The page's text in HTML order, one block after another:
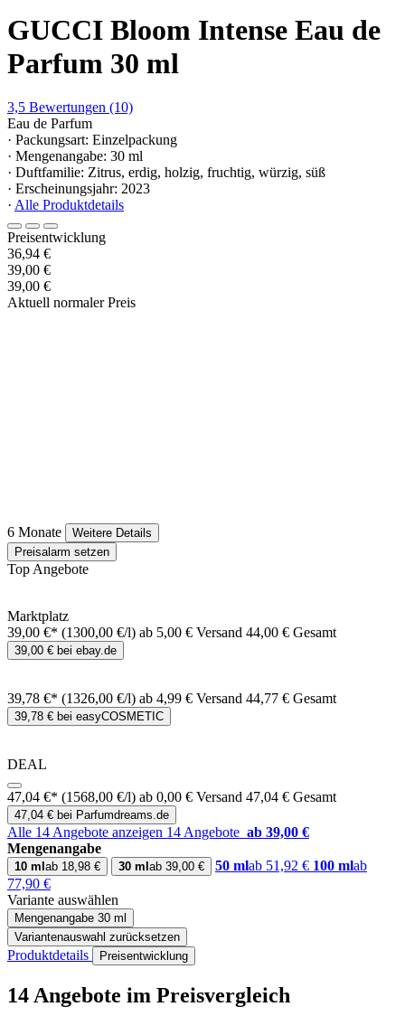
GUCCI Bloom Intense Eau de
Parfum 30 ml
3,5 Bewertungen (10)
Eau de Parfum
· Packungsart: Einzelpackung
· Mengenangabe: 30 ml
· Duftfamilie: Zitrus, erdig, holzig, fruchtig, würzig, süß
· Erscheinungsjahr: 2023
· Alle Produktdetails
Preisentwicklung
36,94 €
39,00 €
39,00 €
Aktuell normaler Preis
6 Monate
Weitere Details
Preisalarm setzen
Top Angebote
Marktplatz
39,00 €* (1300,00 €/l) ab 5,00 € Versand 44,00 € Gesamt
39,00 € bei ebay.de
39,78 €* (1326,00 €/l) ab 4,99 € Versand 44,77 € Gesamt
39,78 € bei easyCOSMETIC
DEAL
47,04 €* (1568,00 €/l) ab 0,00 € Versand 47,04 € Gesamt
47,04 € bei Parfumdreams.de
Alle 14 Angebote anzeigen 14 Angebote ab 39,00 €
Mengenangabe
10 ml ab 18,98 € 30 ml ab 39,00 € 50 mlab 51,92 € 100 mlab
77,90 €
Variante auswählen
Mengenangabe 30 ml
Variantenauswahl zurücksetzen
Produktdetails Preisentwicklung
14 Angebote im Preisvergleich